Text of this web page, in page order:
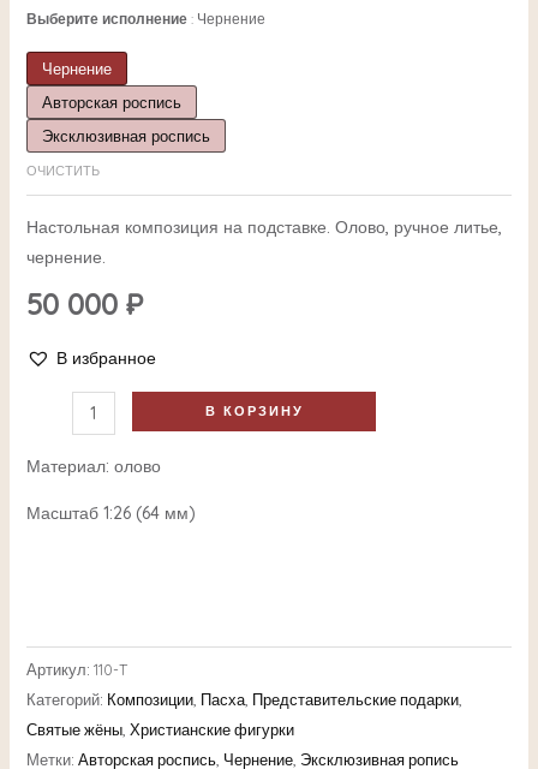
Выберите исполнение Чернение
Чернение
Авторская роспись
Эксклюзивная роспись
ОЧИСТИТЬ
Настольная композиция на подставке. Олово, ручное литье,
чернение.
50 000 ₽
В избранное
В КОРЗИНУ
Материал: олово
Масштаб 1:26 (64 мм)
Артикул: 110-T
Категорий: Композиции, Пасха, Представительские подарки,
Святые жёны, Христианские фигурки
Метки: Авторская роспись, Чернение, Эксклюзивная ропись